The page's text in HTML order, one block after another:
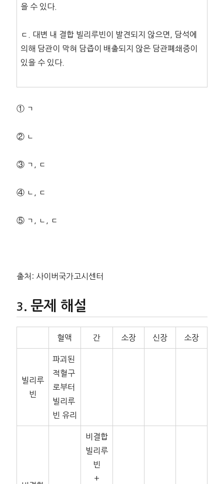
을 수 있다.
ㄷ. 대변 내 결합 빌리루빈이 발견되지 않으면, 담석에
의해 담관이 막혀 담즙이 배출되지 않은 담관폐쇄증이
있을 수 있다.
① ㄱ
② ㄴ
③ ㄱ, ㄷ
④ ㄴ, ㄷ
⑤ ㄱ, ㄴ, ㄷ
출처: 사이버국가고시센터
문제 해설
혈액 간 소장 신장 소장
빌리루
빈
파괴된
적혈구
로부터
빌리루
빈 유리
비결합
빌리루
빈
+